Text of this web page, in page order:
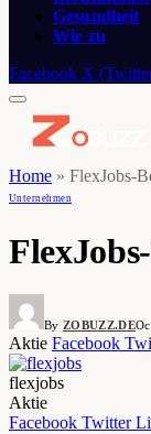
Gesundheit
Wie zu
Facebook X
Home » FlexJobs-
Unternehmen
By ZOBUZZ.DE
Aktie Facebook
flexjobs
Aktie
Facebook Twitter